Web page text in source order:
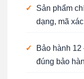
✓
Sản phẩm
dạng, mã
✓
Bảo hành
đúng bảo